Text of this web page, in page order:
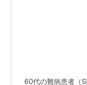
60代の難病患者（